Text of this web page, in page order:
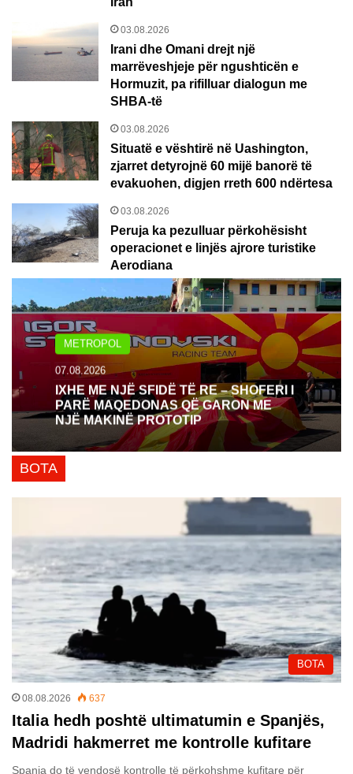
03.08.2026
Irani dhe Omani drejt një
marrëveshjeje për ngushticën e
Hormuzit, pa rifilluar dialogun me
SHBA-të
03.08.2026
Situatë e vështirë në Uashington,
zjarret detyrojnë 60 mijë banorë të
evakuohen, digjen rreth 600 ndërtesa
03.08.2026
Peruja ka pezulluar përkohësisht
operacionet e linjës ajrore turistike
Aerodiana
METROPOL
07.08.2026
IXHE ME NJË SFIDË TË RE – SHOFERI I
PARË MAQEDONAS QË GARON ME
NJË MAKINË PROTOTIP
BOTA
BOTA
08.08.2026 637
Italia hedh poshtë ultimatumin e Spanjës,
Madridi hakmerret me kontrolle kufitare
Spanja do të vendosë kontrolle të përkohshme kufitare për